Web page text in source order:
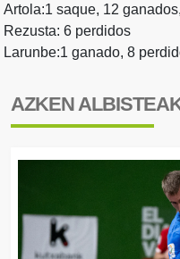
Artola:1 saque, 12
Rezusta: 6 perdidos
Larunbe:1 ganado, 8
AZKEN